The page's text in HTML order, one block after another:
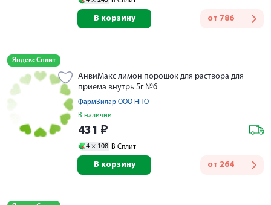
от 786
В корзину
Яндекс Сплит
АнвиМакс лимон порошок для раствора для
приема внутрь 5г №6
ФармВилар ООО НПО
В наличии
431 ₽
4 × 108 В Сплит
от 264
В корзину